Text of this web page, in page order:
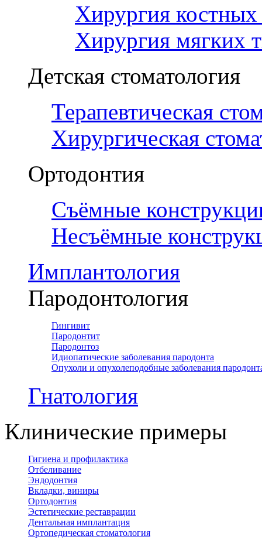
Хирургия костных
Хирургия мягких
Детская стоматология
Терапевтическая
Хирургическая
Ортодонтия
Съёмные
Несъёмные
Имплантология
Пародонтология
Гингивит
Пародонтит
Пародонтоз
Идиопатические заболевания пародонта
Опухоли и опухолеподобные заболевания
Гнатология
Клинические примеры
Гигиена и профилактика
Отбеливание
Эндодонтия
Вкладки, виниры
Ортодонтия
Эстетические реставрации
Дентальная имплантация
Ортопедическая cтоматология